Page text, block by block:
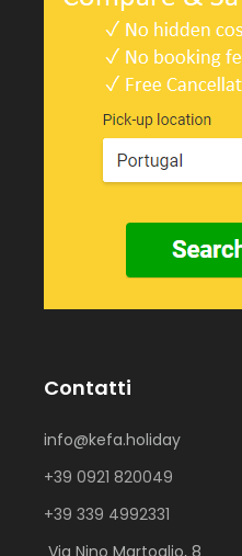
Contatti
info@kefa.holiday
+39 0921 820049
+39 339 4992331
Via Nino Martoglio, 8